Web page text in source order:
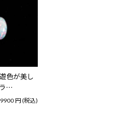
色が美し
ラ…
9900円(税込)